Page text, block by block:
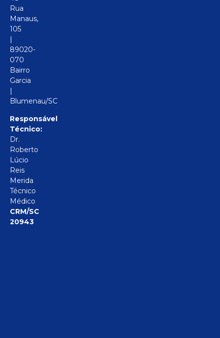
Rua
Manaus,
105
89020-
070
Bairro
Garcia
Blumenau/SC
Responsável
Técnico:
Dr.
Roberto
Lúcio
Reis
Merida
Técnico
Médico
CRM/SC
20943